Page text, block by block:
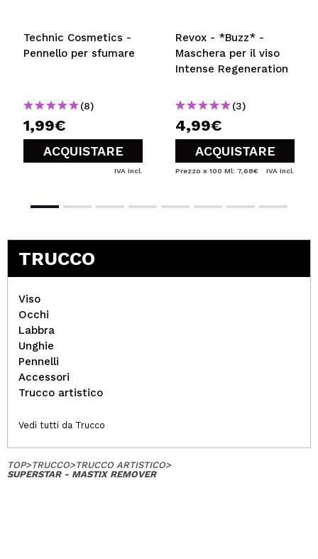
Technic Cosmetics -
Pennello per sfumare
(8)
1,99€
ACQUISTARE
IVA Incl.
Revox - *Buzz* -
Maschera per il viso
Intense Regeneration
(3)
4,99€
ACQUISTARE
Prezzo x 100 Ml: 7,68€ IVA Incl.
TRUCCO
Viso
Occhi
Labbra
Unghie
Pennelli
Accessori
Trucco artistico
Vedi tutti da Trucco
TOP>TRUCCO>TRUCCO ARTISTICO>
SUPERSTAR - MASTIX REMOVER